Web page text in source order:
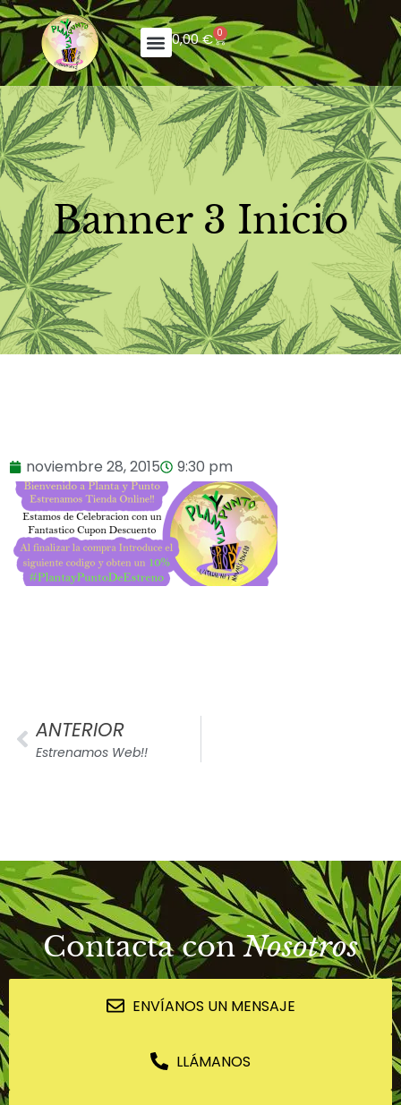
0,00€ 0
Banner 3 Inicio
noviembre 28, 2015 9:30 pm
ANTERIOR
Estrenamos Web!!
Contacta conNosotros
ENVÍANOS UN MENSAJE
LLÁMANOS